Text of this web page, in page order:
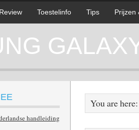
Review Toestelinfo Tips Prijzen
You are
handleiding